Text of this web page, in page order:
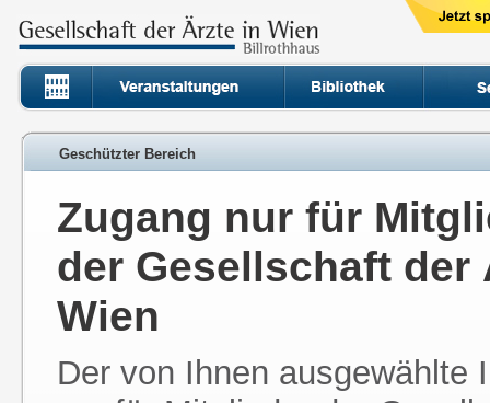
Geschützter Bereich
Zugang nur für
der Gesellschaft der
Wien
Der von Ihnen ausgewählte